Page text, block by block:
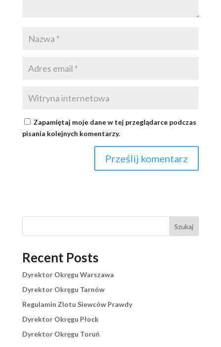
Zapamiętaj moje dane w tej przeglądarce podczas
pisania kolejnych komentarzy.
Szukaj
Recent Posts
Dyrektor Okręgu Warszawa
Dyrektor Okręgu Tarnów
Regulamin Zlotu Siewców Prawdy
Dyrektor Okręgu Płock
Dyrektor Okręgu Toruń